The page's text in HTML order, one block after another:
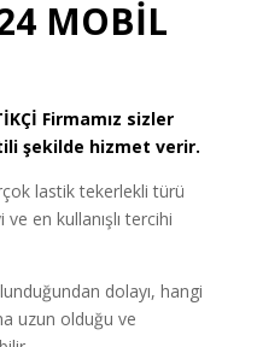
MOBİL
Firmamız sizler
şekilde hizmet verir.
lastik tekerlekli türü
en kullanışlı tercihi
dolayı, hangi
uzun olduğu ve